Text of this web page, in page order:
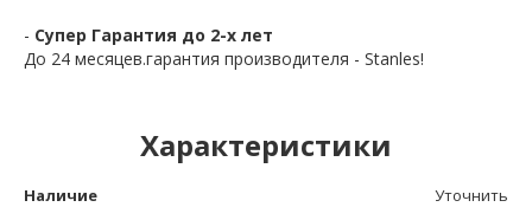
- Супер Гарантия до 2-х лет
До 24 месяцев.гарантия производителя - Stanles!
Характеристики
Наличие Уточнить